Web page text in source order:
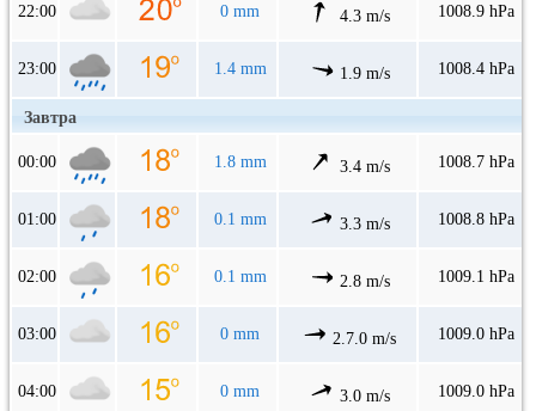
22:00 0 mm 4.3 m/s 1008.9 hPa
23:00 1.4 mm 1.9 m/s 1008.4 hPa
Завтра
00:00 1.8 mm 3.4 m/s 1008.7 hPa
01:00 0.1 mm 3.3 m/s 1008.8 hPa
02:00 0.1 mm 2.8 m/s 1009.1 hPa
03:00 0 mm 2.7.0 m/s 1009.0 hPa
04:00 0 mm 3.0 m/s 1009.0 hPa